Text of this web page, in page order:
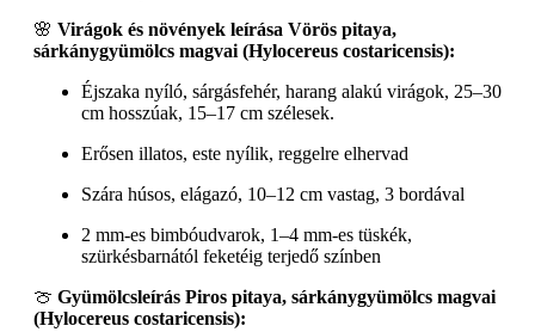
🌸 Virágok és növények leírása Vörös pitaya,
sárkánygyümölcs magvai (Hylocereus costaricensis):
Éjszaka nyíló, sárgásfehér, harang alakú virágok, 25–30
cm hosszúak, 15–17 cm szélesek.
Erősen illatos, este nyílik, reggelre elhervad
Szára húsos, elágazó, 10–12 cm vastag, 3 bordával
2 mm-es bimbóudvarok, 1–4 mm-es tüskék,
szürkésbarnától feketéig terjedő színben
🍈 Gyümölcsleírás Piros pitaya, sárkánygyümölcs magvai
(Hylocereus costaricensis):